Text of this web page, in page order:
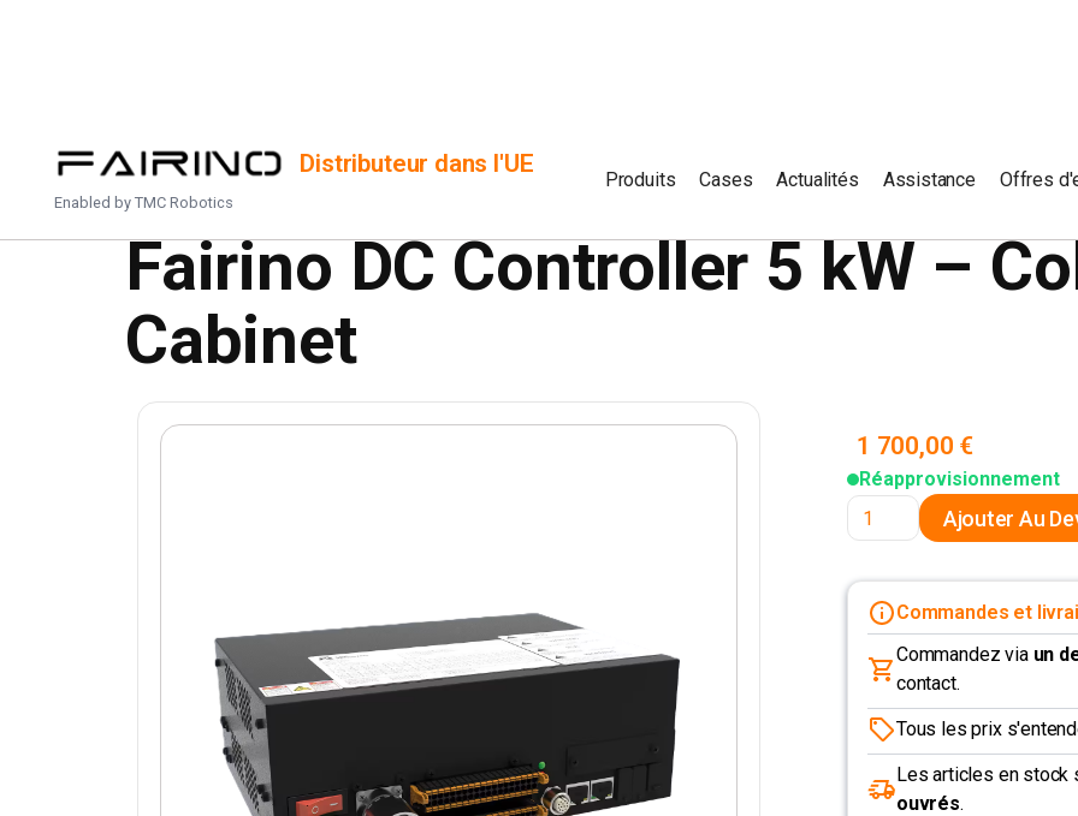
Distributeur dans l'UE
Enabled byTMC Robotics
Produits Cases Actualités Assistance Offres
ACCUEIL/PRODUITS /CONTRÔLEUR FAIRINO 5 KW
Fairino DC Controller 5 kW –
Cabinet
1 700,00 €
Réapprovisionnement
Commandes et
Commandez via un
contact.
Tous les prix
Les articles en stock
ouvrés.